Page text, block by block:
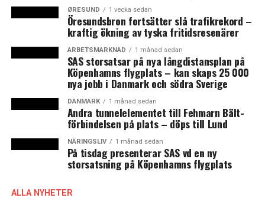
ØRESUND 1 vecka sedan
Öresundsbron fortsätter slå trafikrekord –
kraftig ökning av tyska fritidsresenärer
ARBETSMARKNAD 1 månad sedan
SAS storsatsar på nya långdistansplan på
Köpenhamns flygplats – kan skaps 25 000
nya jobb i Danmark och södra Sverige
DANMARK 1 månad sedan
Andra tunnelelementet till Fehmarn Bält-
förbindelsen på plats – döps till Lund
NÄRINGSLIV 1 månad sedan
På tisdag presenterar SAS vd en ny
storsatsning på Köpenhamns flygplats
ALLA NYHETER